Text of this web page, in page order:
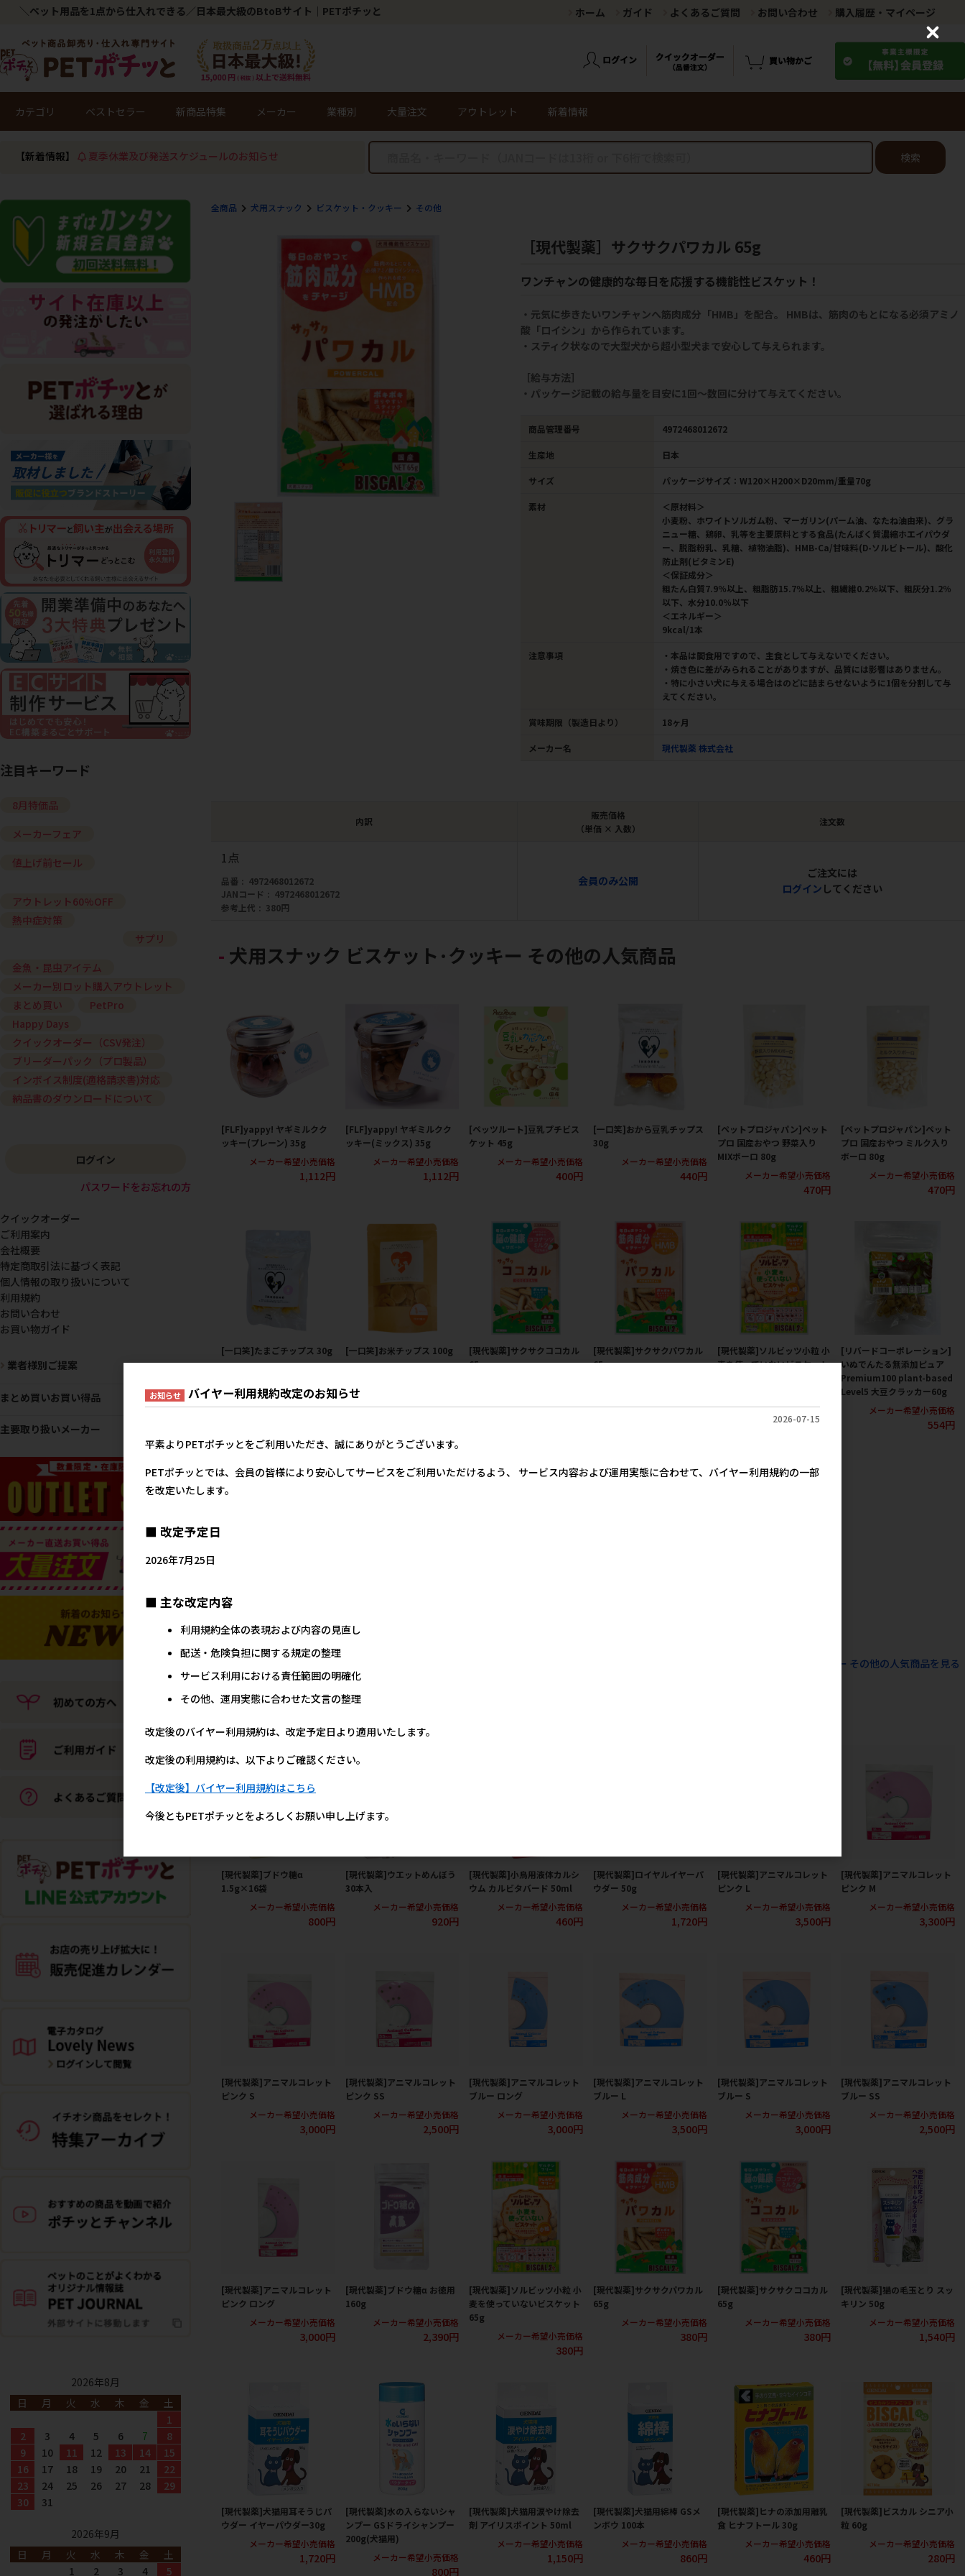
＼ペット用品を1点から仕入れできる／日本最大級のBtoBサイト｜PETポチッと ホーム ガイド よくあるご質問 お問い合わせ 購入履歴・マイページ
カテゴリ ベストセラー 新商品特集 メーカー 業種別 大量注文 アウトレット 新着情報
【新着情報】 夏季休業及び発送スケジュールのお知らせ 検索
全商品 犬用スナック ビスケット・クッキー その他
［現代製薬］サクサクパワカル 65g
ワンチャンの健康的な毎日を応援する機能性ビスケット！
・元気に歩きたいワンチャンへ筋肉成分「HMB」を配合。 HMBは、筋肉のもとになる必須アミノ
酸「ロイシン」から作られています。
・スティク状なので大型犬から超小型犬まで安心して与えられます。
［給与方法］
・パッケージ記載の給与量を目安に1回～数回に分けて与えてください。
商品管理番号 4972468012672
生産地 日本
サイズ パッケージサイズ：W120×H200×D20mm/重量70g
素材
＜原材料＞
小麦粉、ホワイトソルガム粉、マーガリン(パーム油、なたね油由来)、グラ
ニュー糖、鶏卵、乳等を主要原料とする食品(たんぱく質濃縮ホエイパウダ
ー、脱脂粉乳、乳糖、植物油脂)、HMB-Ca/甘味料(D-ソルビトール)、酸化
防止剤(ビタミンE)
＜保証成分＞
粗たん白質7.9％以上、粗脂肪15.7％以上、粗繊維0.2％以下、粗灰分1.2％
以下、水分10.0％以下
＜エネルギー＞
9kcal/1本
注意事項
・本品は間食用ですので、主食として与えないでください。
・焼き色に差がみられることがありますが、品質には影響はありません。
・特に小さい犬に与える場合はのどに詰まらせないように1個を分割して与
えてください。
賞味期限（製造日より） 18ヶ月
メーカー名 現代製薬 株式会社
内訳
販売価格
（単価 × 入数）
注文数
1点
品番
4972468012672
JANコード
4972468012672
参考上代
380円
会員のみ公開
ご注文には
ログイン してください
犬用スナック ビスケット･クッキー その他の人気商品
[FLF]yappy! ヤギミルクク
ッキー(プレーン) 35g
メーカー希望小売価格
1,112円
[FLF]yappy! ヤギミルクク
ッキー(ミックス) 35g
メーカー希望小売価格
1,112円
[ペッツルート]豆乳プチビス
ケット 45g
メーカー希望小売価格
400円
[一口笑]おから豆乳チップス
30g
メーカー希望小売価格
440円
[ペットプロジャパン]ペット
プロ 国産おやつ 野菜入り
MIXボーロ 80g
メーカー希望小売価格
470円
[ペットプロジャパン]ペット
プロ 国産おやつ ミルク入り
ボーロ 80g
メーカー希望小売価格
470円
[一口笑]たまごチップス 30g
[一口笑]お米チップス 100g
[現代製薬]サクサクココカル
65g
[現代製薬]サクサクパワカル
65g
[現代製薬]ソルビッツ小粒 小
麦を使っていないビスケット
380円
[リバードコーポレーション]
いぬでんたる無添加ピュア
Premium100 plant-based
Level5 大豆クラッカー60g
メーカー希望小売価格
554円
いオヤツ 100g 豆乳味
680円
すべての犬用スナック ビスケット･クッキー その他の人気商品を見る
現代製薬の人気商品
[現代製薬]ブドウ糖α
1.5g×16袋
メーカー希望小売価格
800円
[現代製薬]ウエットめんぼう
30本入
メーカー希望小売価格
920円
[現代製薬]小鳥用液体カルシ
ウム カルビタバード 50ml
メーカー希望小売価格
460円
[現代製薬]ロイヤルイヤーパ
ウダー 50g
メーカー希望小売価格
1,720円
[現代製薬]アニマルコレット
ピンク L
メーカー希望小売価格
3,500円
[現代製薬]アニマルコレット
ピンク M
メーカー希望小売価格
3,300円
[現代製薬]アニマルコレット
ピンク S
メーカー希望小売価格
3,000円
[現代製薬]アニマルコレット
ピンク SS
メーカー希望小売価格
2,500円
[現代製薬]アニマルコレット
ブルー ロング
メーカー希望小売価格
3,000円
[現代製薬]アニマルコレット
ブルー L
メーカー希望小売価格
3,500円
[現代製薬]アニマルコレット
ブルー S
メーカー希望小売価格
3,000円
[現代製薬]アニマルコレット
ブルー SS
メーカー希望小売価格
2,500円
[現代製薬]アニマルコレット
ピンク ロング
メーカー希望小売価格
3,000円
[現代製薬]ブドウ糖α お徳用
160g
メーカー希望小売価格
2,390円
[現代製薬]ソルビッツ小粒 小
麦を使っていないビスケット
65g
メーカー希望小売価格
380円
[現代製薬]サクサクパワカル
65g
メーカー希望小売価格
380円
[現代製薬]サクサクココカル
65g
メーカー希望小売価格
380円
[現代製薬]猫の毛玉とり スッ
キリン 50g
メーカー希望小売価格
1,540円
[現代製薬]犬猫用耳そうじパ
ウダー イヤーパウダー30g
メーカー希望小売価格
1,720円
[現代製薬]水の入らないシャ
ンプー GSドライシャンプー
200g(犬猫用)
メーカー希望小売価格
800円
[現代製薬]犬猫用涙やけ除去
剤 アイリスポイント 50ml
メーカー希望小売価格
1,150円
[現代製薬]犬猫用綿棒 GSメ
ンボウ 100本
メーカー希望小売価格
860円
[現代製薬]ヒナの添加用離乳
食 ヒナフトール 30g
メーカー希望小売価格
460円
[現代製薬]ビスカル シニア小
粒 60g
メーカー希望小売価格
280円
注目キーワード
8月特価品
メーカーフェア
値上げ前セール
アウトレット60%OFF
熱中症対策
サプリ
金魚・昆虫アイテム
メーカー別ロット購入アウトレット
まとめ買い
PetPro
Happy Days
クイックオーダー（CSV発注）
ブリーダーパック（プロ製品）
インボイス制度(適格請求書)対応
納品書のダウンロードについて
ログイン
パスワードをお忘れの方
クイックオーダー
ご利用案内
会社概要
特定商取引法に基づく表記
個人情報の取り扱いについて
利用規約
お問い合わせ
お買い物ガイド
業者様別ご提案
まとめ買いお買い得品
主要取り扱いメーカー
2026年8月
日
月 火 水 木 金
土
1
2
3 4 5 6 7
8
9
10 11 12 13 14
15
16
17 18 19 20 21
22
23
24 25 26 27 28
29
30
31
2026年9月
日
月 火 水 木 金
土
1
2 3 4 5
お知らせ バイヤー利用規約改定のお知らせ
2026-07-15
平素よりPETポチッとをご利用いただき、誠にありがとうございます。
PETポチッとでは、会員の皆様により安心してサービスをご利用いただけるよう、 サービス内容および運用実態に合わせて、バイヤー利用規約の一部
を改定いたします。
■ 改定予定日
2026年7月25日
■ 主な改定内容
利用規約全体の表現および内容の見直し
配送・危険負担に関する規定の整理
サービス利用における責任範囲の明確化
その他、運用実態に合わせた文言の整理
改定後のバイヤー利用規約は、改定予定日より適用いたします。
改定後の利用規約は、以下よりご確認ください。
【改定後】バイヤー利用規約はこちら
今後ともPETポチッとをよろしくお願い申し上げます。
C
o
s
e